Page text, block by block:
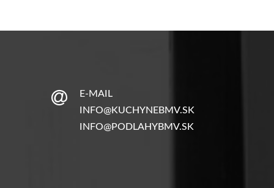
E-MAIL
INFO@KUCHYNEBMV.SK
INFO@PODLAHYBMV.SK